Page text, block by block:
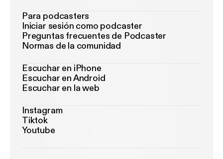
Para podcasters
Iniciar sesión como podcaster
Preguntas frecuentes de Podcaster
Normas de la comunidad
Escuchar en iPhone
Escuchar en Android
Escuchar en la web
Instagram
Tiktok
Youtube